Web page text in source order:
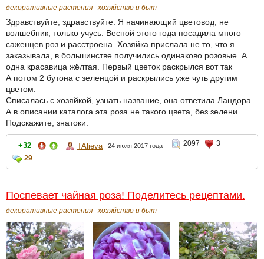
декоративные растения хозяйство и быт
Здравствуйте, здравствуйте. Я начинающий цветовод, не
волшебник, только учусь. Весной этого года посадила много
саженцев роз и расстроена. Хозяйка прислала не то, что я
заказывала, в большинстве получились одинаково розовые. А
одна красавица жёлтая. Первый цветок раскрылся вот так
А потом 2 бутона с зеленцой и раскрылись уже чуть другим
цветом.
Списалась с хозяйкой, узнать название, она ответила Ландора.
А в описании каталога эта роза не такого цвета, без зелени.
Подскажите, знатоки.
+32 TAlieva 24 июля 2017 года 2097
3
29
Поспевает чайная роза! Поделитесь рецептами.
декоративные растения хозяйство и быт